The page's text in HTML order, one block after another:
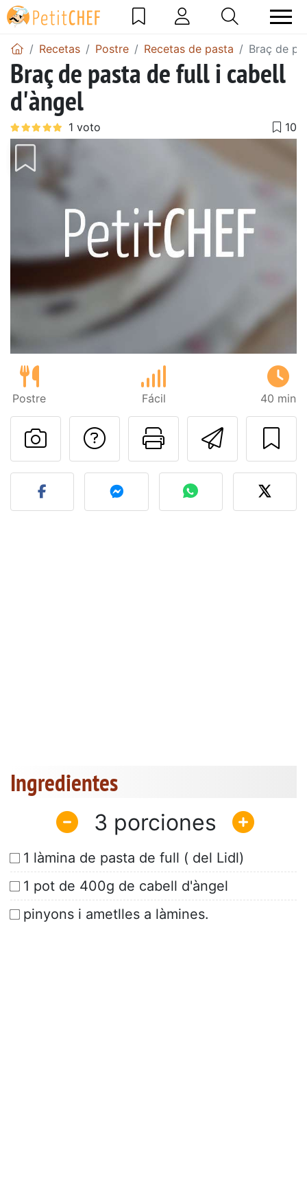
Recetas Postre Recetas de pasta Braç de
Braç de pasta de full i cabell
d'àngel
Postre Fácil 40 min
Imprimir
Preguntar al autor
Publicar la foto de esta
Ingredientes
3
1 làmina de pasta de full ( del Lidl)
1 pot de 400g de cabell d'àngel
pinyons i ametlles a làmines.